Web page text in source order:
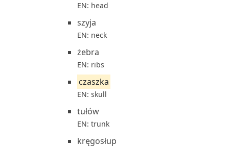
EN: head
szyja
EN: neck
żebra
EN: ribs
czaszka
EN: skull
tułów
EN: trunk
kręgosłup